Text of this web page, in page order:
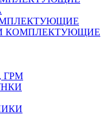
КОМПЛЕКТУЮЩИЕ
ГРМ